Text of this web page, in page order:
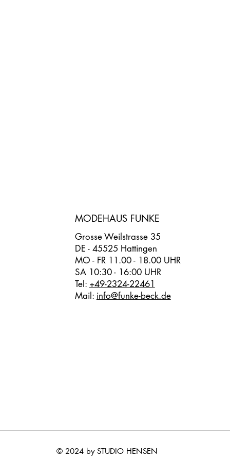
Grosse Weilstrasse 35
DE - 45525 Hattingen
MO - FR 11.00 - 18.00 UHR
SA 10:30 - 16:00 UHR
Tel: +49-2324-22461
Mail: info@funke-beck.de
MODEHAUS FUNKE
© 2024 by STUDIO HENSEN